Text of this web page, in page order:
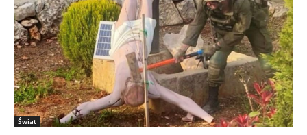
Świat